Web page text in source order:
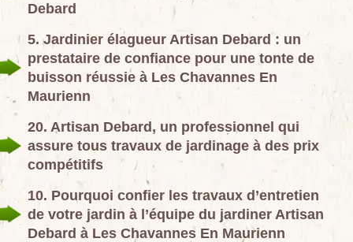
Debard
5. Jardinier élagueur Artisan Debard : un
prestataire de confiance pour une tonte de
buisson réussie à Les Chavannes En
Maurienn
20. Artisan Debard, un professionnel qui
assure tous travaux de jardinage à des prix
compétitifs
10. Pourquoi confier les travaux d’entretien
de votre jardin à l’équipe du jardiner Artisan
Debard à Les Chavannes En Maurienn